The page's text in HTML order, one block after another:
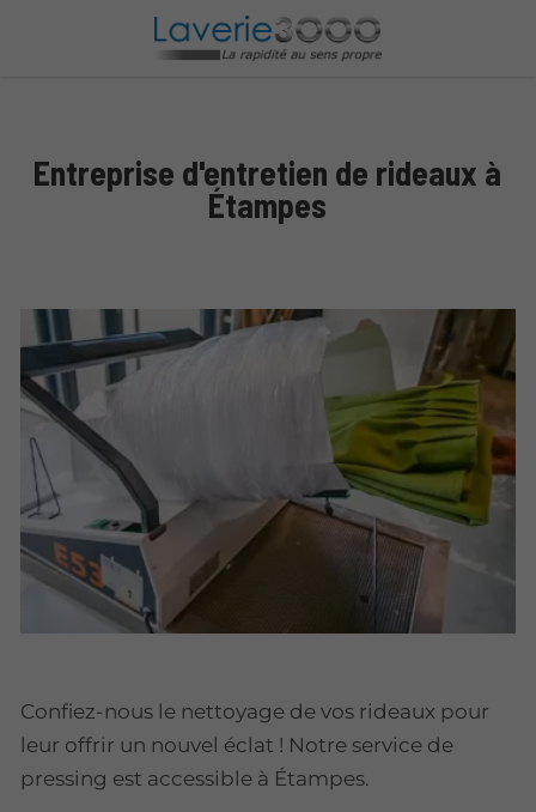
Entreprise d'entretien de rideaux à
Étampes
Confiez-nous le nettoyage de vos rideaux pour
leur offrir un nouvel éclat ! Notre service de
pressing est accessible à Étampes.